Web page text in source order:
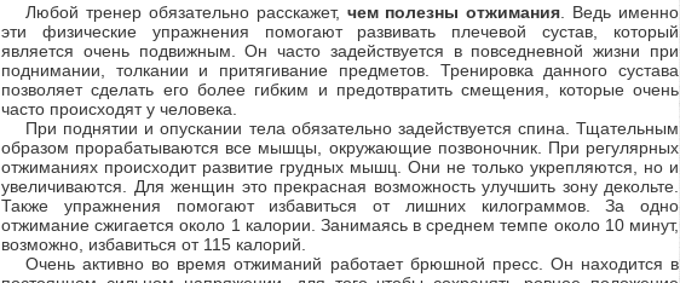
Любой тренер обязательно расскажет, чем полезны отжимания . Ведь именно
эти физические упражнения помогают развивать плечевой сустав, который
является очень подвижным. Он часто задействуется в повседневной жизни при
поднимании, толкании и притягивание предметов. Тренировка данного сустава
позволяет сделать его более гибким и предотвратить смещения, которые очень
часто происходят у человека.
При поднятии и опускании тела обязательно задействуется спина. Тщательным
образом прорабатываются все мышцы, окружающие позвоночник. При регулярных
отжиманиях происходит развитие грудных мышц. Они не только укрепляются, но и
увеличиваются. Для женщин это прекрасная возможность улучшить зону декольте.
Также упражнения помогают избавиться от лишних килограммов. За одно
отжимание сжигается около 1 калории. Занимаясь в среднем темпе около 10 минут,
возможно, избавиться от 115 калорий.
Очень активно во время отжиманий работает брюшной пресс. Он находится в